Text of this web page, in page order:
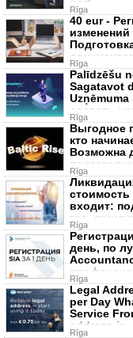
Rīga
40 eur -
Rīga
Palīdzēšu
Sagatavot
создать
Rīga
Выгодное
кто
Возможна
Реги
Rīga
стоимость
входит:
гос.
Rīga
день, по
партнер
Rīga
Legal
per Day
Service
address in
Rīga